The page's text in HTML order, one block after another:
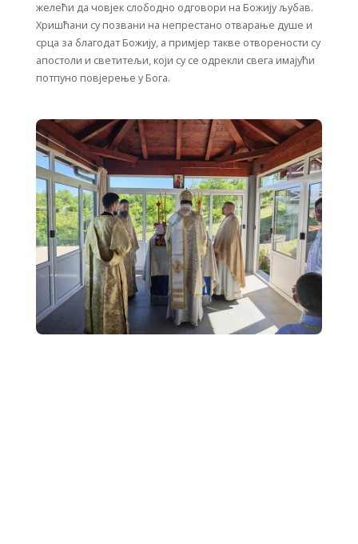
желећи да човјек слободно одговори на Божију љубав.
Хришћани су позвани на непрестано отварање душе и
срца за благодат Божију, а примјер такве отворености су
апостоли и светитељи, који су се одрекли свега имајући
потпуно повјерење у Бога.